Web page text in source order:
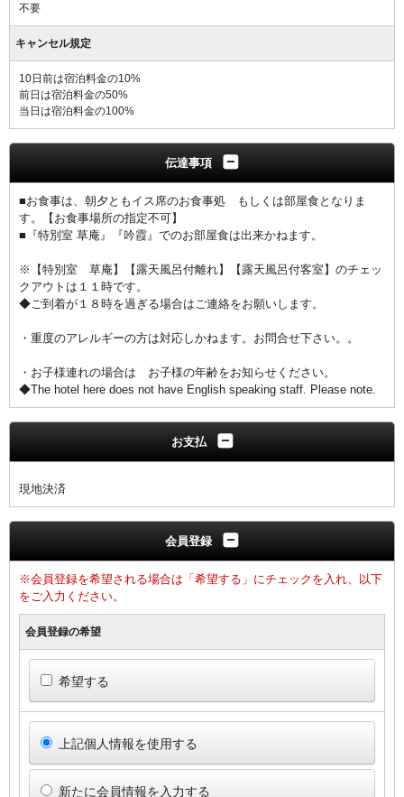
不要
キャンセル規定
10日前は宿泊料金の10%
前日は宿泊料金の50%
当日は宿泊料金の100%
伝達事項
■お食事は、朝夕ともイス席のお食事処 もしくは部屋食となりま
す。【お食事場所の指定不可】
■『特別室 草庵』『吟霞』でのお部屋食は出来かねます。
※【特別室 草庵】【露天風呂付離れ】【露天風呂付客室】のチェッ
クアウトは１１時です。
◆ご到着が１８時を過ぎる場合はご連絡をお願いします。
・重度のアレルギーの方は対応しかねます。お問合せ下さい。。
・お子様連れの場合は お子様の年齢をお知らせください。
◆The hotel here does not have English speaking staff. Please note.
お支払
現地決済
会員登録
※会員登録を希望される場合は「希望する」にチェックを入れ、以下
をご入力ください。
会員登録の希望
希望する
上記個人情報を使用する
新たに会員情報を入力する